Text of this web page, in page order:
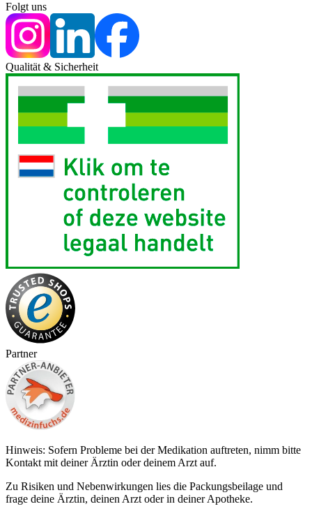
Folgt uns
Qualität & Sicherheit
Partner
Hinweis: Sofern Probleme bei der Medikation auftreten, nimm bitte
Kontakt mit deiner Ärztin oder deinem Arzt auf.
Zu Risiken und Nebenwirkungen lies die Packungsbeilage und
frage deine Ärztin, deinen Arzt oder in deiner Apotheke.